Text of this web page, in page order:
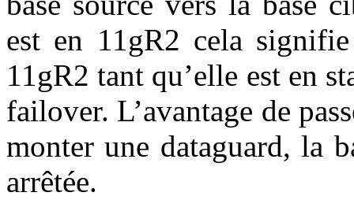
est en 11gR2 cela
11gR2 tant qu’elle est en
failover. L’avantage de
monter une dataguard, la
arrêtée.